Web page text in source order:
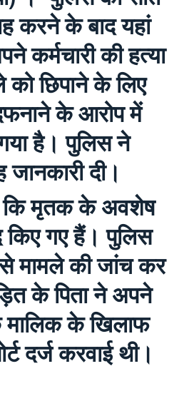
करने के बाद यहां
कर्मचारी की हत्या
छिपाने के लिए
के आरोप में
है। पुलिस ने
दी।
कि मृतक के अवशेष
किए गए हैं। पुलिस
मामले की जांच कर
के पिता ने अपने
के खिलाफ
दर्ज करवाई थी।